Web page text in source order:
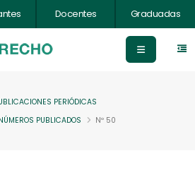
Docentes Graduadas
PERIÓDICAS
PUBLICADOS Nº 50